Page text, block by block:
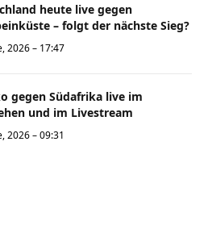
heute live gegen
– folgt der nächste Sieg?
2026 – 17:47
gegen Südafrika live im
und im Livestream
2026 – 09:31